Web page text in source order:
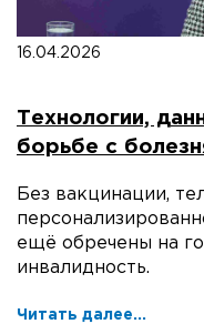
16.04.2026
Технологии,
борьбе с
Без вакцинации,
ещё обречены на
инвалидность.
Читать далее...